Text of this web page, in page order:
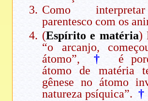
Como
parentesco com os
(Espírito e matéria)
“o arcanjo,
átomo”,
†
é
átomo de matéria
gênese no átomo
natureza psíquica”. †